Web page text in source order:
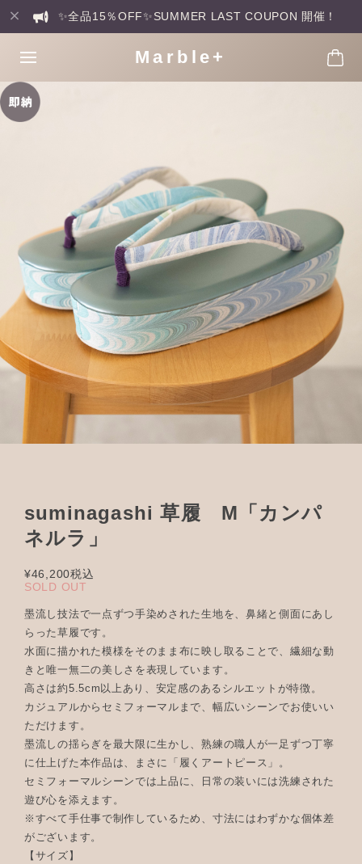
✨全品15％OFF✨SUMMER LAST COUPON 開催！
Marble+
suminagashi 草履 M「カンパ
ネルラ」
¥46,200税込
SOLD OUT
墨流し技法で一点ずつ手染めされた生地を、鼻緒と側面にあし
らった草履です。
水面に描かれた模様をそのまま布に映し取ることで、繊細な動
きと唯一無二の美しさを表現しています。
高さは約5.5cm以上あり、安定感のあるシルエットが特徴。
カジュアルからセミフォーマルまで、幅広いシーンでお使いい
ただけます。
墨流しの揺らぎを最大限に生かし、熟練の職人が一足ずつ丁寧
に仕上げた本作品は、まさに「履くアートピース」。
セミフォーマルシーンでは上品に、日常の装いには洗練された
遊び心を添えます。
※すべて手仕事で制作しているため、寸法にはわずかな個体差
がございます。
【サイズ】